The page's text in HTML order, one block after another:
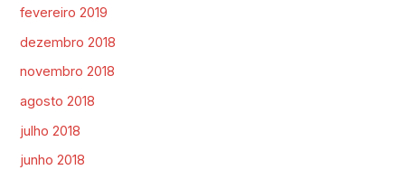
fevereiro 2019
dezembro 2018
novembro 2018
agosto 2018
julho 2018
junho 2018